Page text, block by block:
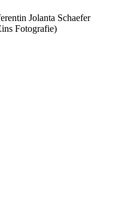
Jolanta Schaefer
Fotografie)